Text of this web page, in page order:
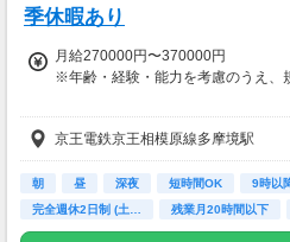
季休暇あり
月給270000円〜370000円
※年齢・経験・能力を考慮のうえ、
■家族手当
配偶者：10,000円
子ども：5,000円
■残業手当
■役職手当
京王電鉄京王相模原線多摩境駅
朝 昼 深夜 短時間OK
9時以
完全週休2日制 (土…
残業月20時間以下